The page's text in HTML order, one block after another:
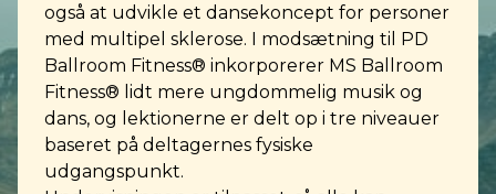
også at udvikle et dansekoncept for personer
med multipel sklerose. I modsætning til PD
Ballroom Fitness® inkorporerer MS Ballroom
Fitness® lidt mere ungdommelig musik og
dans, og lektionerne er delt op i tre niveauer
baseret på deltagernes fysiske
udgangspunkt.